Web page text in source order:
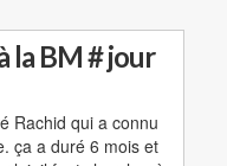
la BM # jour
Rachid qui a connu
ça a duré 6 mois et